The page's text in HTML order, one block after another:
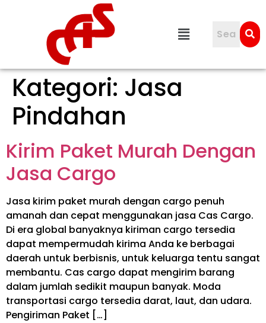
Kategori: Jasa
Pindahan
Kirim Paket Murah Dengan
Jasa Cargo
Jasa kirim paket murah dengan cargo penuh
amanah dan cepat menggunakan jasa Cas Cargo.
Di era global banyaknya kiriman cargo tersedia
dapat mempermudah kirima Anda ke berbagai
daerah untuk berbisnis, untuk keluarga tentu sangat
membantu. Cas cargo dapat mengirim barang
dalam jumlah sedikit maupun banyak. Moda
transportasi cargo tersedia darat, laut, dan udara.
Pengiriman Paket […]